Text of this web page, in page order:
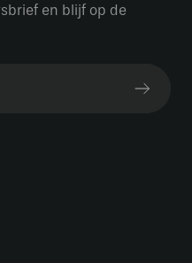
en blijf op de